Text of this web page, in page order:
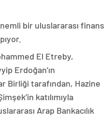
bir uluslararası finans
El Etreby,
Erdoğan’ın
Birliği tarafından, Hazine
katılımıyla
Arap Bankacılık